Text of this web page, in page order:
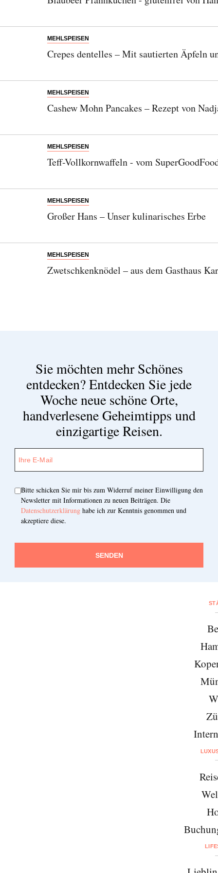
MEHLSPEISEN
Crepes dentelles – Mit sautierten Äpfeln
MEHLSPEISEN
Cashew Mohn Pancakes – Rezept von
MEHLSPEISEN
Teff-Vollkornwaffeln - vom
MEHLSPEISEN
Großer Hans – Unser kulinarisches Erbe
MEHLSPEISEN
Zwetschkenknödel – aus dem Gasthaus
Sie möchten mehr Schönes
entdecken?Entdecken Sie jede
Woche neue schöne Orte,
handverlesene Geheimtipps und
einzigartige Reisen.
Bitte schicken Sie mir bis zum Widerruf meiner Einwilligung den
Newsletter mit Informationen zu neuen Beiträgen. Die
Datenschutzerklärung habe ich zur Kenntnis genommen und
akzeptiere diese.
SENDEN
Bitte schicken Sie mir bis zum Widerruf meiner
Einwilligung den Newsletter mit Informationen zu
neuen Beiträgen. DieDatenschutzerklärunghabe ich
SENDEN